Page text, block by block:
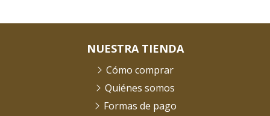
NUESTRA TIENDA
Cómo comprar
Quiénes somos
Formas de pago